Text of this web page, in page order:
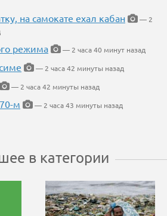
на самокате ехал кабан
— 2
режима
— 2 часа 40 минут назад
— 2 часа 42 минуты назад
— 2 часа 42 минуты назад
м — 2 часа 43 минуты назад
в категории